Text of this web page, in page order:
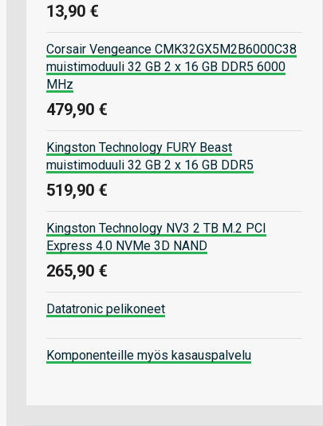
13,90 €
Corsair Vengeance CMK32GX5M2B6000C38
muistimoduuli 32 GB 2 x 16 GB DDR5 6000
MHz
479,90 €
Kingston Technology FURY Beast
muistimoduuli 32 GB 2 x 16 GB DDR5
519,90 €
Kingston Technology NV3 2 TB M.2 PCI
Express 4.0 NVMe 3D NAND
265,90 €
Datatronic pelikoneet
Komponenteille myös kasauspalvelu